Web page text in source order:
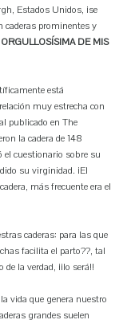
Estados Unidos, ¡se
caderas prominentes y
DE MIS
está
muy estrecha con
publicado en The
la cadera de 148
el cuestionario sobre su
su virginidad. ¡El
más frecuente era el
caderas: para las que
facilita el parto??, tal
la verdad, ¡¡lo será!!
vida que genera nuestro
grandes suelen